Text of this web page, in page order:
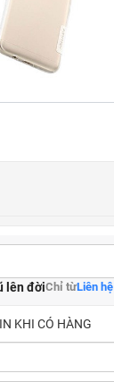
lên đờiChỉ từLiên hệ
KHI CÓ HÀNG